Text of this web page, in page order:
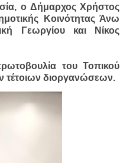
ο Δήμαρχος Χρήστος
Κοινότητας Άνω
Γεωργίου και Νίκος
του Τοπικού
τέτοιων διοργανώσεων.